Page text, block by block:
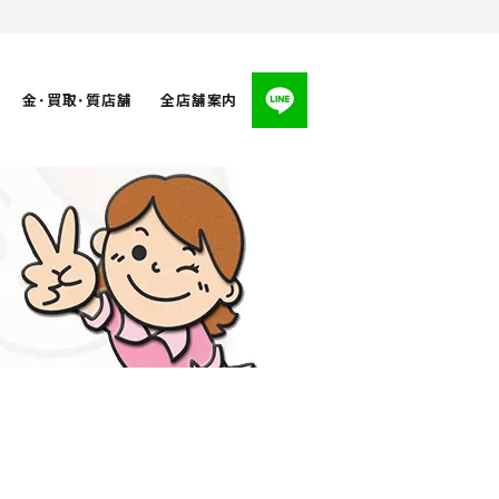
金･買取･質店舗 全店舗案内